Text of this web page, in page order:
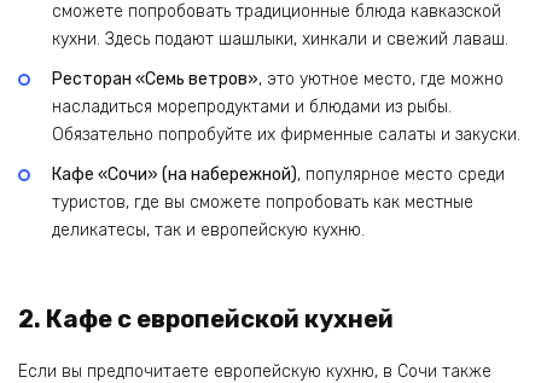
сможете попробовать традиционные блюда кавказской
кухни. Здесь подают шашлыки, хинкали и свежий лаваш.
Ресторан «Семь ветров», это уютное место, где можно
насладиться морепродуктами и блюдами из рыбы.
Обязательно попробуйте их фирменные салаты и закуски.
Кафе «Сочи» (на набережной), популярное место среди
туристов, где вы сможете попробовать как местные
деликатесы, так и европейскую кухню.
2. Кафе с европейской кухней
Если вы предпочитаете европейскую кухню, в Сочи также